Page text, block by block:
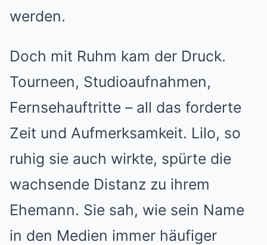
werden.
Doch mit Ruhm kam der Druck.
Tourneen, Studioaufnahmen,
Fernsehauftritte – all das forderte
Zeit und Aufmerksamkeit. Lilo, so
ruhig sie auch wirkte, spürte die
wachsende Distanz zu ihrem
Ehemann. Sie sah, wie sein Name
in den Medien immer häufiger